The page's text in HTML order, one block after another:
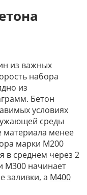
из важных
набора
из
Бетон
условиях
среды
материала менее
марки М200
в среднем через 2
М300 начинает
заливки, а М400